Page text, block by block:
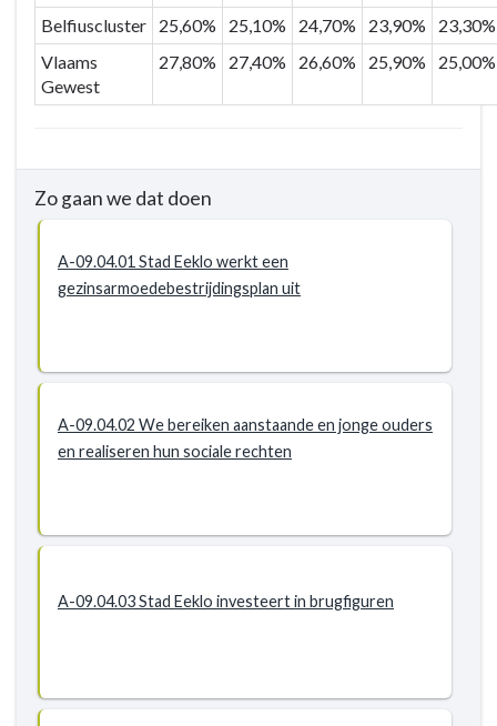
Belfiuscluster
25,60% 25,10% 24,70% 23,90%
23,30%
Vlaams
Gewest
27,80% 27,40% 26,60% 25,90% 25,00%
Zo gaan we dat doen
A-09.04.01 Stad Eeklo werkt een
gezinsarmoedebestrijdingsplan uit
A-09.04.02 We bereiken aanstaande en jonge ouders
en realiseren hun sociale rechten
A-09.04.03 Stad Eeklo investeert in brugfiguren